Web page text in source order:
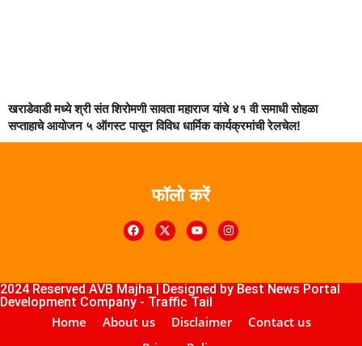
खराडेवाडी मध्ये श्री संत शिरोमणी सावता महाराज यांचे ४१ वी समाधी सोहळा
सप्ताहाचे आयोजन ५ ऑगस्ट पासून विविध धार्मिक कार्यक्रमांची रेलचेल!
फॉलो करें
2024 Reserved AVB Majha | Designed by Best News Portal
Development Company - Traffic Tail
Home About us Disclaimer
Contact us